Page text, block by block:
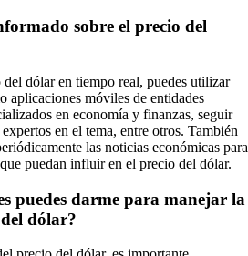
sobre el precio del
del dólar en tiempo real, puedes utilizar
aplicaciones móviles de entidades
en economía y finanzas, seguir
en el tema, entre otros. También
las noticias económicas para
puedan influir en el precio del dólar.
puedes darme para manejar la
dólar?